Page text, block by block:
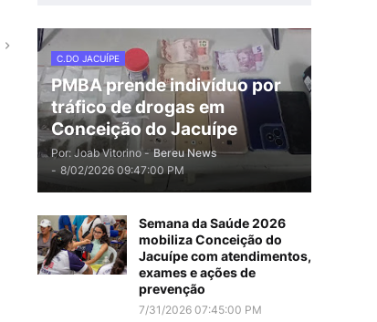
C.DO JACUÍPE
PMBA prende indivíduo por
tráfico de drogas em
Conceição do Jacuípe
Por: Joab Vitorino - Bereu News
- 8/02/2026 09:47:00 PM
Semana da Saúde 2026
mobiliza Conceição do
Jacuípe com atendimentos,
exames e ações de
prevenção
7/31/2026 07:45:00 PM